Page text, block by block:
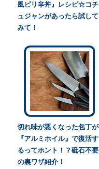
風ピリ辛丼』レシピ☆コチ
ュジャンがあったら試して
みて！
切れ味が悪くなった包丁が
『アルミホイル』で復活す
るってホント！？砥石不要
の裏ワザ紹介！